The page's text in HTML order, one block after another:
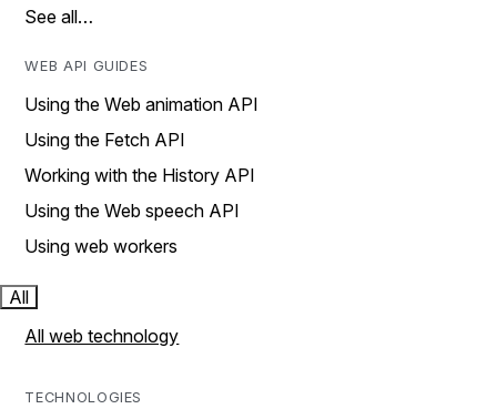
See all…
WEB API GUIDES
Using the Web animation API
Using the Fetch API
Working with the History API
Using the Web speech API
Using web workers
All
All web technology
TECHNOLOGIES